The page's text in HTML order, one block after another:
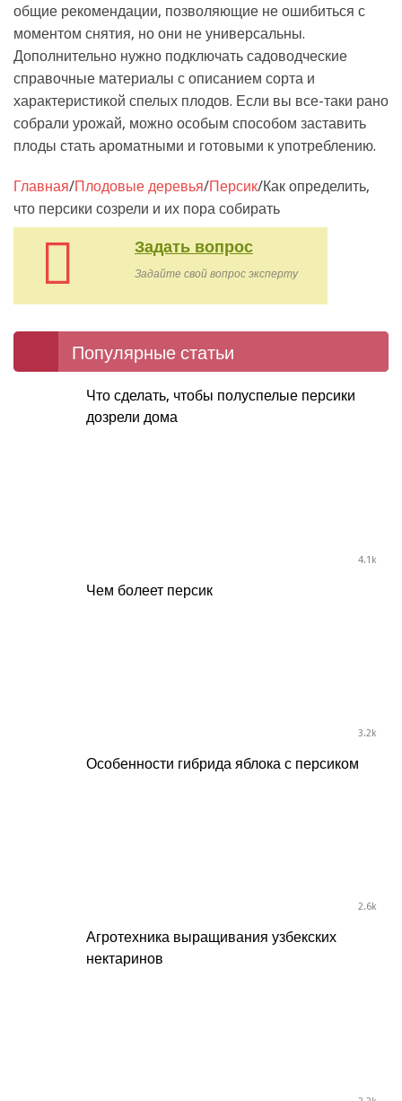
общие рекомендации, позволяющие не ошибиться с
моментом снятия, но они не универсальны.
Дополнительно нужно подключать садоводческие
справочные материалы с описанием сорта и
характеристикой спелых плодов. Если вы все-таки рано
собрали урожай, можно особым способом заставить
плоды стать ароматными и готовыми к употреблению.
Главная/Плодовые деревья/Персик/Как определить,
что персики созрели и их пора собирать
Задать вопрос
Задайте свой вопрос эксперту
Популярные статьи
Что сделать, чтобы полуспелые персики
дозрели дома
4.1k
Чем болеет персик
3.2k
Особенности гибрида яблока с персиком
2.6k
Агротехника выращивания узбекских
нектаринов